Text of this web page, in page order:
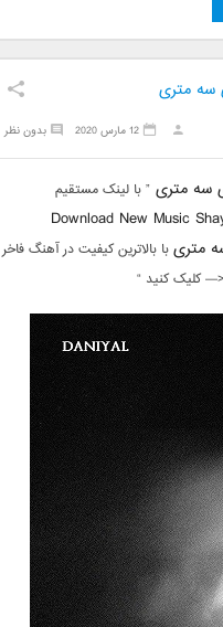
سه متری
بدون نظر 12 مارس 2020
سه متری” با لینک مستقیم
Download New Music
متریبا بالاترین کیفیت در آهنگ فاخر
کلیک کنید “